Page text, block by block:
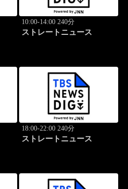
10:00-14:00 240分
ストレートニュース
18:00-22:00 240分
ストレートニュース